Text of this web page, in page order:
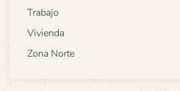
Trabajo
Vivienda
Zona Norte